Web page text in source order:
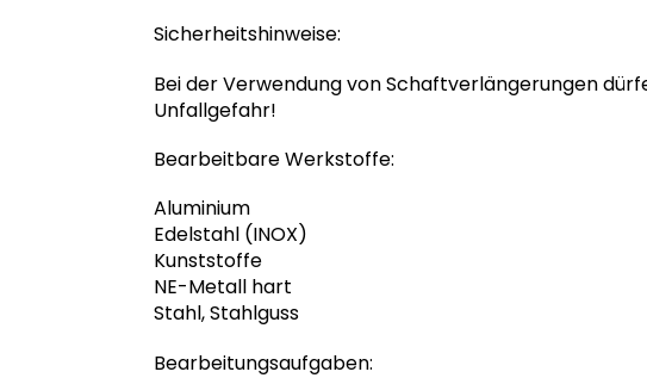
Sicherheitshinweise:
Bei der Verwendung von Schaftverlängerungen
Unfallgefahr!
Bearbeitbare Werkstoffe:
Aluminium
Edelstahl (INOX)
Kunststoffe
NE-Metall hart
Stahl, Stahlguss
Bearbeitungsaufgaben: